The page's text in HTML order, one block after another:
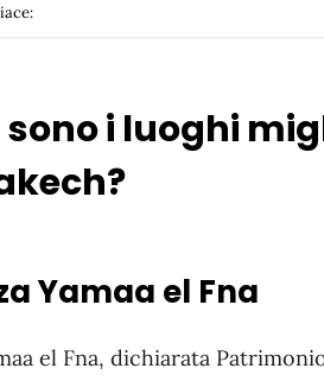
i luoghi
Yamaa el Fna
el Fna, dichiarata